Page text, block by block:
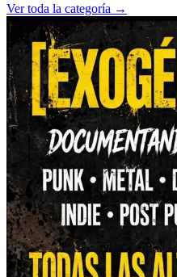
Ver toda la categoría →